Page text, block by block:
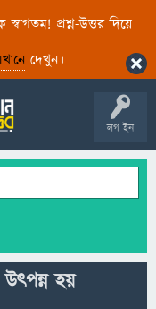
স্বাগতম! প্রশ্ন-উত্তর দিয়ে
দেখুন।
লগ ইন
উৎপন্ন হয়